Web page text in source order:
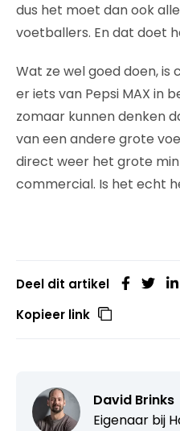
dus het moet dan ook
voetballers. En dat doet
Wat ze wel goed doen,
er iets van Pepsi MAX in
zomaar kunnen denken
van een andere grote
direct weer het grote
commercial. Is het echt
Deel dit artikel
Kopieer link
David Brinks
Eigenaar bij